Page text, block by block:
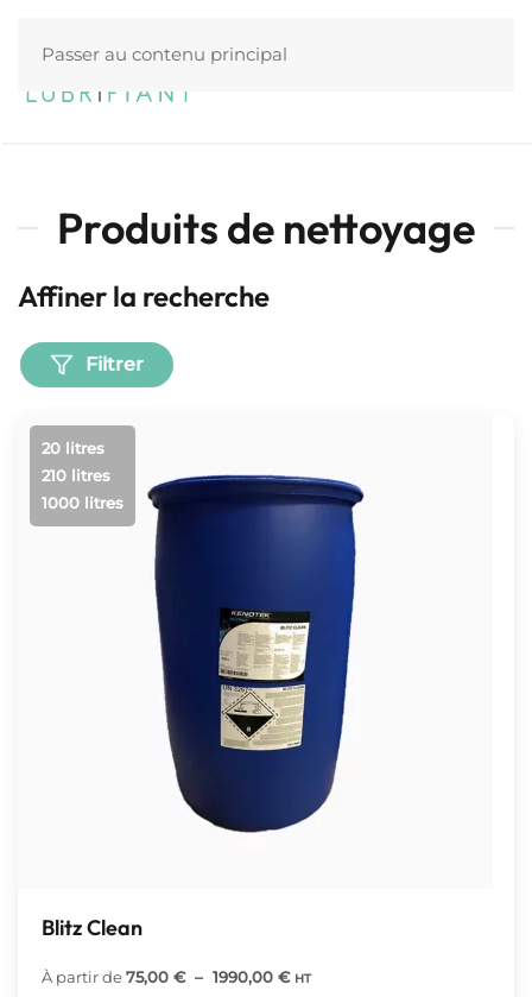
Passer au contenu principal
Produits de nettoyage
Affiner la recherche
Filtrer
Blitz Clean
À partir de75,00 € – 1990,00 €Plage
HT
20 litres
210 litres
1000 litres